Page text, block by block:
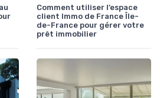
Comment utiliser l’espace
client Immo de France Île-
de-France pour gérer votre
prêt immobilier